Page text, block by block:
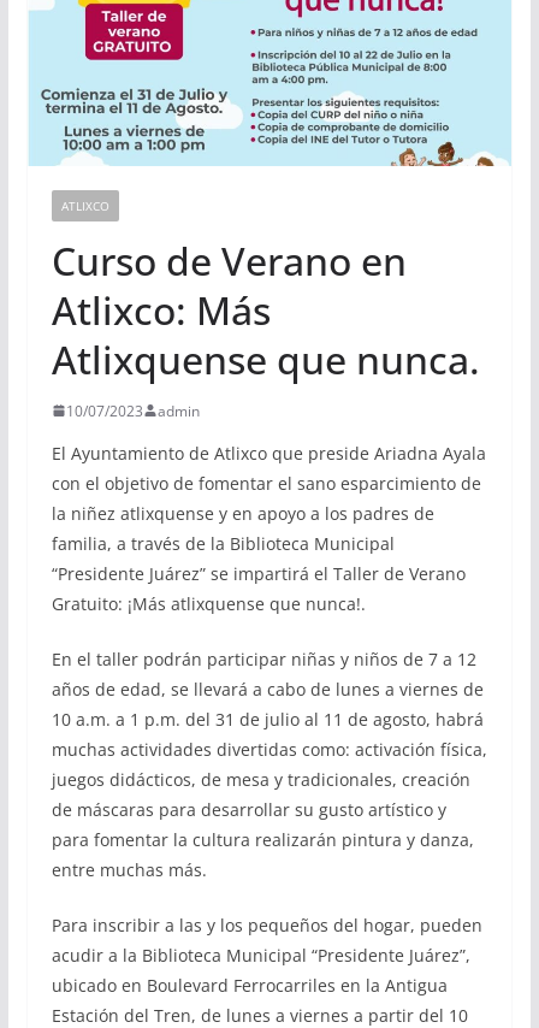
ATLIXCO
Curso de Verano en
Atlixco: Más
Atlixquense que nunca.
10/07/2023 admin
El Ayuntamiento de Atlixco que preside Ariadna Ayala
con el objetivo de fomentar el sano esparcimiento de
la niñez atlixquense y en apoyo a los padres de
familia, a través de la Biblioteca Municipal
“Presidente Juárez” se impartirá el Taller de Verano
Gratuito: ¡Más atlixquense que nunca!.
En el taller podrán participar niñas y niños de 7 a 12
años de edad, se llevará a cabo de lunes a viernes de
10 a.m. a 1 p.m. del 31 de julio al 11 de agosto, habrá
muchas actividades divertidas como: activación física,
juegos didácticos, de mesa y tradicionales, creación
de máscaras para desarrollar su gusto artístico y
para fomentar la cultura realizarán pintura y danza,
entre muchas más.
Para inscribir a las y los pequeños del hogar, pueden
acudir a la Biblioteca Municipal “Presidente Juárez”,
ubicado en Boulevard Ferrocarriles en la Antigua
Estación del Tren, de lunes a viernes a partir del 10